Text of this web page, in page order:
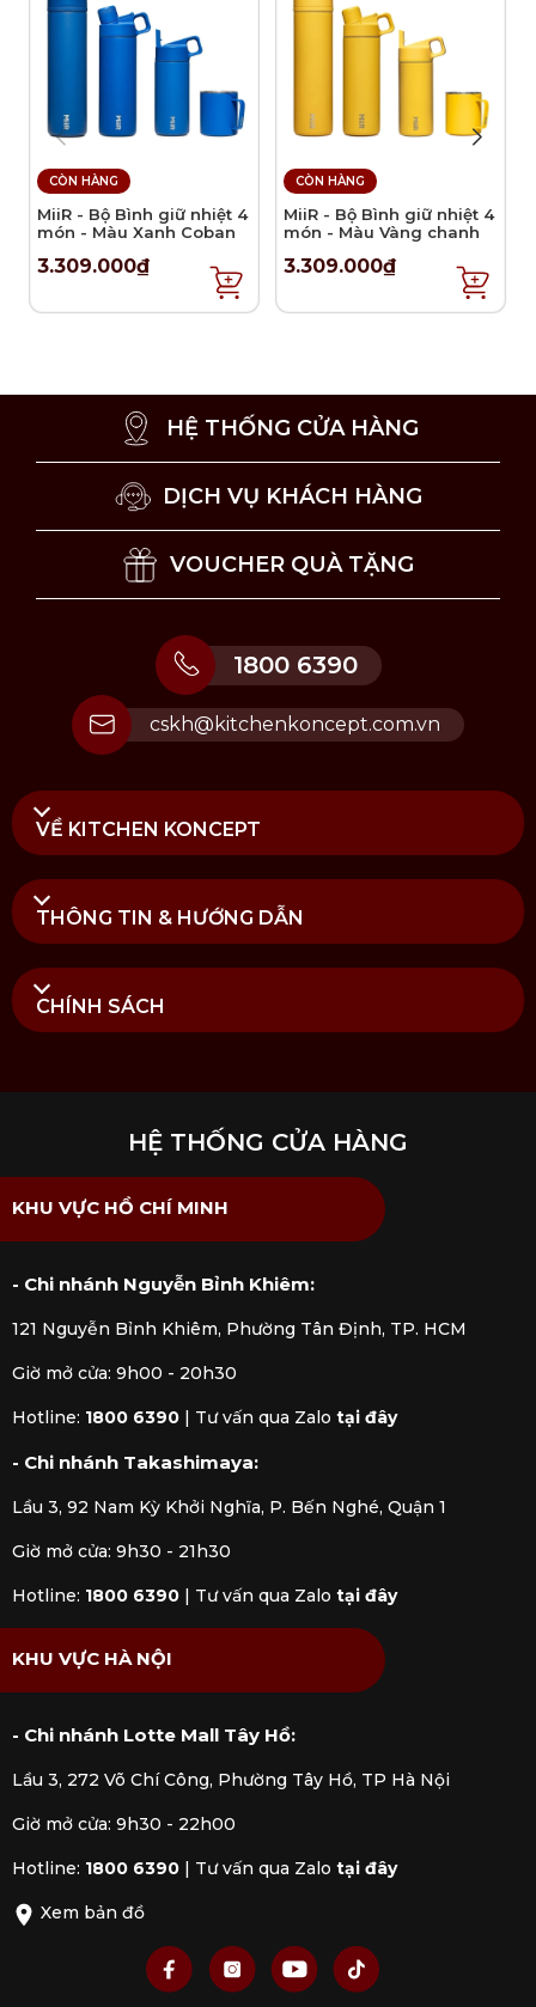
CÒN HÀNG
MiiR - Bộ Bình giữ nhiệt 4
món - Màu Xanh Coban
3.309.000₫
CÒN HÀNG
MiiR - Bộ Bình giữ nhiệt 4
món - Màu Vàng chanh
3.309.000₫
HỆ THỐNG CỬA HÀNG
DỊCH VỤ KHÁCH HÀNG
VOUCHER QUÀ TẶNG
1800 6390
cskh@kitchenkoncept.com.vn
VỀ KITCHEN KONCEPT
THÔNG TIN & HƯỚNG DẪN
CHÍNH SÁCH
HỆ THỐNG CỬA HÀNG
KHU VỰC HỒ CHÍ MINH
- Chi nhánh Nguyễn Bỉnh Khiêm:
121 Nguyễn Bỉnh Khiêm, Phường Tân Định, TP. HCM
Giờ mở cửa: 9h00 - 20h30
Hotline: 1800 6390 Tư vấn qua Zalo tại đây
- Chi nhánh Takashimaya:
Lầu 3, 92 Nam Kỳ Khởi Nghĩa, P. Bến Nghé, Quận 1
Giờ mở cửa: 9h30 - 21h30
Hotline: 1800 6390 Tư vấn qua Zalo tại đây
KHU VỰC HÀ NỘI
- Chi nhánh Lotte Mall Tây Hồ:
Lầu 3, 272 Võ Chí Công, Phường Tây Hồ, TP Hà Nội
Giờ mở cửa: 9h30 - 22h00
Hotline: 1800 6390 Tư vấn qua Zalo tại đây
Xem bản đồ